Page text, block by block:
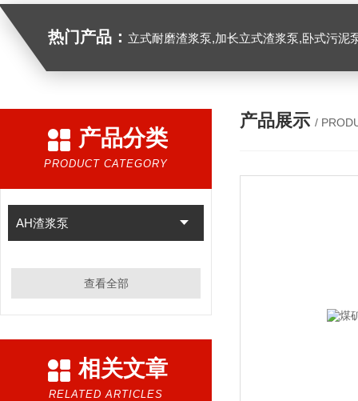
热门产品： 立式耐磨渣浆泵,加长立式渣浆泵,卧式污泥
产品分类
PRODUCT CATEGORY
AH渣浆泵
查看全部
相关文章
RELATED ARTICLES
产品展示 /